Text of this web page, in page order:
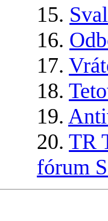
15.
16.
17.
18.
19.
20.TR
fórum